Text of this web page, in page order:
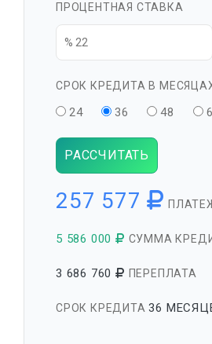
ПРОЦЕНТНАЯ СТАВКА
СРОК КРЕДИТА В
24 36 48
РАССЧИТАТЬ
257 577
5 586 000 СУММА
3 686 760 ПЕРЕПЛАТА
СРОК КРЕДИТА36